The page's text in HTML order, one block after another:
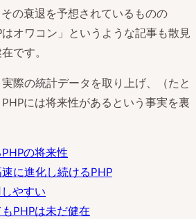
の衰退を予想されているものの
はオワコン」というような記事も散見
です。
際の統計データを取り上げ、（たと
には将来性があるという事実を裏
の将来性
に進化し続けるPHP
やすい
PHPは未だ健在